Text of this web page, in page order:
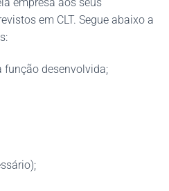
em CLT. Segue abaixo a
função desenvolvida;